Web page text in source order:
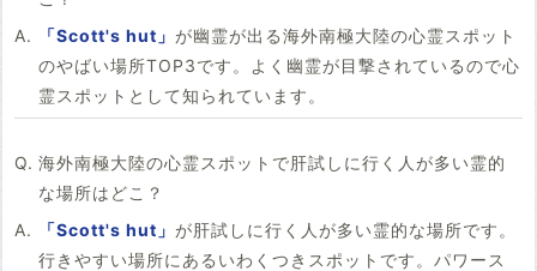
「Scott's hut」 が幽霊が出る海外南極大陸の心霊スポット
のやばい場所TOP3です。よく幽霊が目撃されているので心
霊スポットとして知られています。
海外南極大陸の心霊スポットで肝試しに行く人が多い霊的
な場所はどこ？
「Scott's hut」 が肝試しに行く人が多い霊的な場所です。
行きやすい場所にあるいわくつきスポットです。パワース